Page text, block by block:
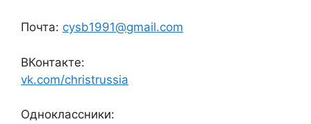
Почта: cysb1991@gmail.com
ВКонтакте:
vk.com/christrussia
Одноклассники: